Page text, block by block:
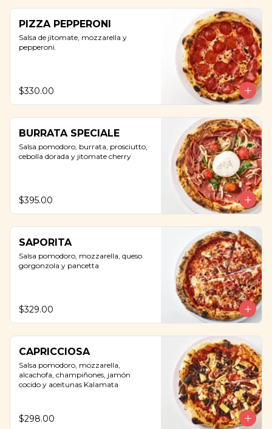
PIZZA PEPPERONI
Salsa de jitomate, mozzarella y
pepperoni.
$330.00
BURRATA SPECIALE
Salsa pomodoro, burrata, prosciutto,
cebolla dorada y jitomate cherry
$395.00
SAPORITA
Salsa pomodoro, mozzarella, queso
gorgonzola y pancetta
$329.00
CAPRICCIOSA
Salsa pomodoro, mozzarella,
alcachofa, champiñones, jamón
cocido y aceitunas Kalamata
$298.00